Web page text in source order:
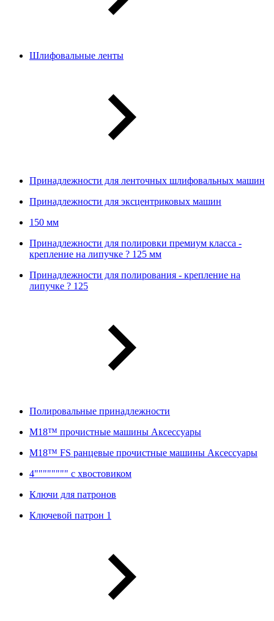
Шлифовальные ленты
Принадлежности для ленточных шлифовальных машин
Принадлежности для эксцентриковых машин
150 мм
Принадлежности для полировки премиум класса -
крепление на липучке ? 125 мм
Принадлежности для полирования - крепление на
липучке ? 125
Полировальные принадлежности
M18™ прочистные машины Аксессуары
M18™ FS ранцевые прочистные машины Аксессуары
4"""""""" с хвостовиком
Ключи для патронов
Ключевой патрон 1